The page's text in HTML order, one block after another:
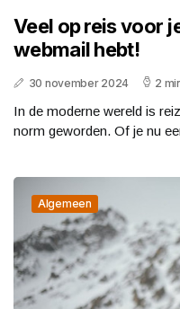
Veel op reis voor
webmail hebt!
30 november 2024 2
In de moderne wereld is
norm geworden. Of je nu
Algemeen